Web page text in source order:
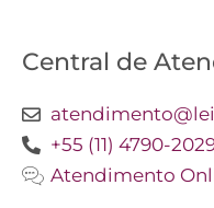
Central de
+55 (11) 4790-
Atendimento